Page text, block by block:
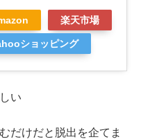
楽天市場
ショッピング
い
だけだと脱出を企てま